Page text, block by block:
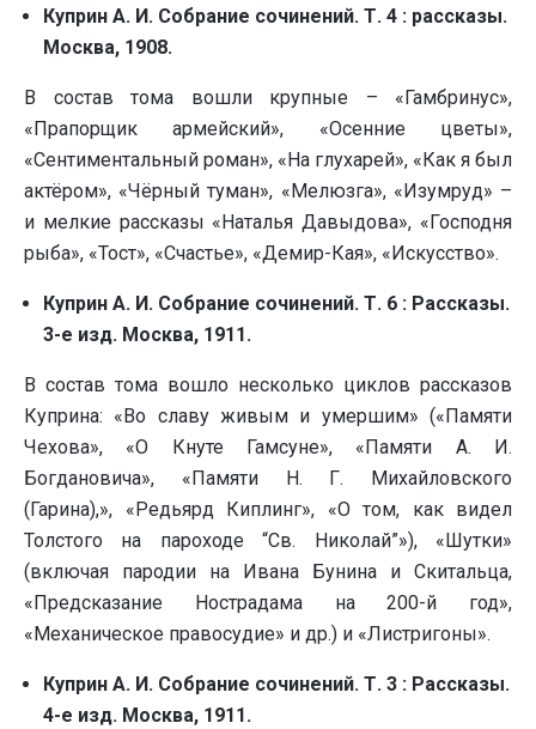
Куприн А. И. Собрание сочинений. Т. 4 : рассказы.
Москва, 1908.
В состав тома вошли крупные – «Гамбринус»,
«Прапорщик армейский», «Осенние цветы»,
«Сентиментальный роман», «На глухарей», «Как я был
актёром», «Чёрный туман», «Мелюзга», «Изумруд» –
и мелкие рассказы «Наталья Давыдова», «Господня
рыба», «Тост», «Счастье», «Демир-Кая», «Искусство».
Куприн А. И. Собрание сочинений. Т. 6 : Рассказы.
3-е изд. Москва, 1911.
В состав тома вошло несколько циклов рассказов
Куприна: «Во славу живым и умершим» («Памяти
Чехова», «О Кнуте Гамсуне», «Памяти А. И.
Богдановича», «Памяти Н. Г. Михайловского
(Гарина),», «Редьярд Киплинг», «О том, как видел
Толстого на пароходе “Св. Николай”»), «Шутки»
(включая пародии на Ивана Бунина и Скитальца,
«Предсказание Нострадама на 200-й год»,
«Механическое правосудие» и др.) и «Листригоны».
Куприн А. И. Собрание сочинений. Т. 3 : Рассказы.
4-е изд. Москва, 1911.